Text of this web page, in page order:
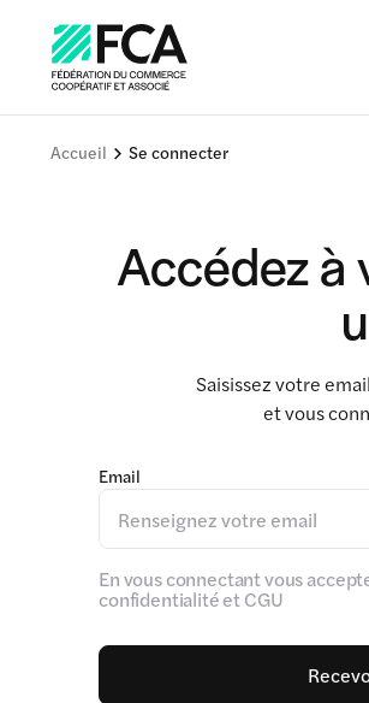
Accueil Se connecter
Accédez à
Saisissez votre
et vous
Email
En vous connectant vous
confidentialité et CGU